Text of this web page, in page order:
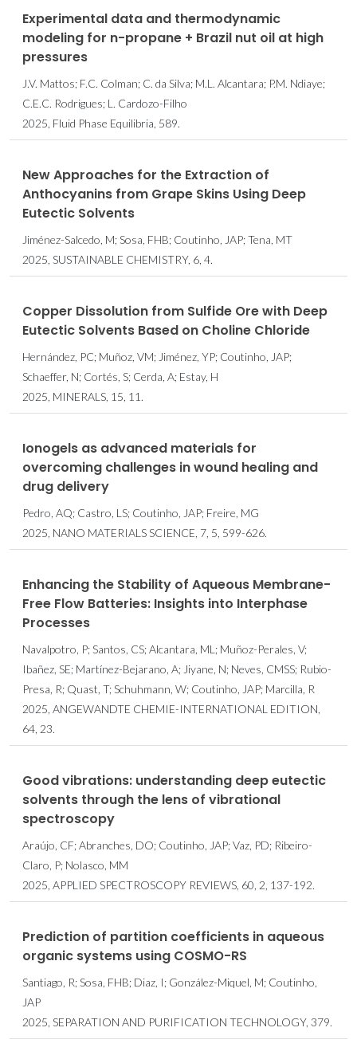
Experimental data and thermodynamic
modeling for n-propane + Brazil nut oil at high
pressures
J.V. Mattos; F.C. Colman; C. da Silva; M.L. Alcantara; P.M. Ndiaye;
C.E.C. Rodrigues; L. Cardozo-Filho
2025, Fluid Phase Equilibria, 589.
New Approaches for the Extraction of
Anthocyanins from Grape Skins Using Deep
Eutectic Solvents
Jiménez-Salcedo, M; Sosa, FHB; Coutinho, JAP; Tena, MT
2025, SUSTAINABLE CHEMISTRY, 6, 4.
Copper Dissolution from Sulfide Ore with Deep
Eutectic Solvents Based on Choline Chloride
Hernández, PC; Muñoz, VM; Jiménez, YP; Coutinho, JAP;
Schaeffer, N; Cortés, S; Cerda, A; Estay, H
2025, MINERALS, 15, 11.
Ionogels as advanced materials for
overcoming challenges in wound healing and
drug delivery
Pedro, AQ; Castro, LS; Coutinho, JAP; Freire, MG
2025, NANO MATERIALS SCIENCE, 7, 5, 599-626.
Enhancing the Stability of Aqueous Membrane-
Free Flow Batteries: Insights into Interphase
Processes
Navalpotro, P; Santos, CS; Alcantara, ML; Muñoz-Perales, V;
Ibañez, SE; Martínez-Bejarano, A; Jiyane, N; Neves, CMSS; Rubio-
Presa, R; Quast, T; Schuhmann, W; Coutinho, JAP; Marcilla, R
2025, ANGEWANDTE CHEMIE-INTERNATIONAL EDITION,
64, 23.
Good vibrations: understanding deep eutectic
solvents through the lens of vibrational
spectroscopy
Araújo, CF; Abranches, DO; Coutinho, JAP; Vaz, PD; Ribeiro-
Claro, P; Nolasco, MM
2025, APPLIED SPECTROSCOPY REVIEWS, 60, 2, 137-192.
Prediction of partition coefficients in aqueous
organic systems using COSMO-RS
Santiago, R; Sosa, FHB; Diaz, I; González-Miquel, M; Coutinho,
JAP
2025, SEPARATION AND PURIFICATION TECHNOLOGY, 379.